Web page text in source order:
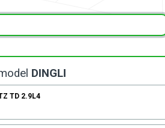
DINGLI
TD 2.9L4